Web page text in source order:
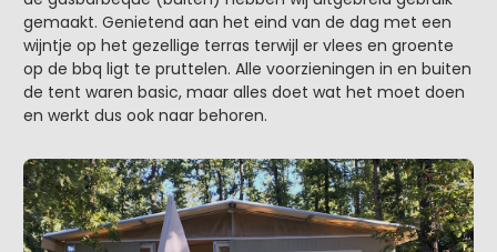
gemaakt. Genietend aan het eind van de dag met een
wijntje op het gezellige terras terwijl er vlees en groente
op de bbq ligt te pruttelen. Alle voorzieningen in en buiten
de tent waren basic, maar alles doet wat het moet doen
en werkt dus ook naar behoren.